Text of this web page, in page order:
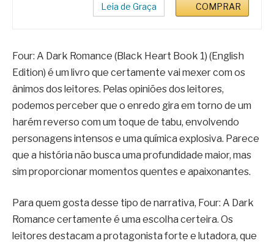
Leia de Graça COMPRAR
Four: A Dark Romance (Black Heart Book 1) (English
Edition) é um livro que certamente vai mexer com os
ânimos dos leitores. Pelas opiniões dos leitores,
podemos perceber que o enredo gira em torno de um
harém reverso com um toque de tabu, envolvendo
personagens intensos e uma química explosiva. Parece
que a história não busca uma profundidade maior, mas
sim proporcionar momentos quentes e apaixonantes.
Para quem gosta desse tipo de narrativa, Four: A Dark
Romance certamente é uma escolha certeira. Os
leitores destacam a protagonista forte e lutadora, que